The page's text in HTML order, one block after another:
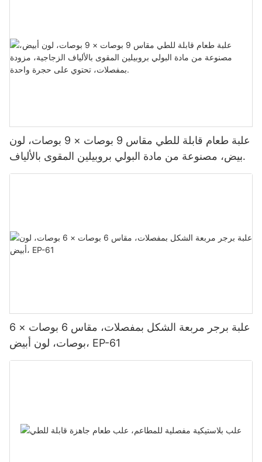
علبة طعام قابلة للطي مقاس 9 بوصات × 9 بوصات، لون
أبيض، مصنوعة من مادة البولي بروبيلين المقوى بالألياف
الزجاجية، مزودة بمفصلات، تحتوي على حجرة واحدة.
علبة برجر مربعة الشكل بمفصلات، مقاس 6 بوصات × 6
بوصات، لون أبيض، EP-61